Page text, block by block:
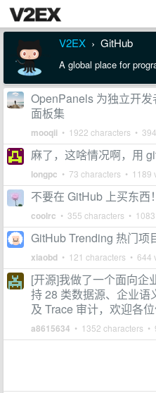
V2EX › GitHub
A global place for
OpenPanels 为独立开
面板集
mooqii • 1922 characters •
麻了，这啥情况啊，用
longpc • 73 characters • 1189
不要在 GitHub 上买东西！
coolrc • 355 characters •
GitHub Trending 热门项
xiaobd • 121 characters • 644
[开源]我做了一个面向企
持 28 类数据源、企业语
及 Trace 审计，欢迎各位
a8615634 • 1352 characters •